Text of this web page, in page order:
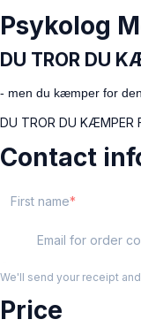
Psykolog
DU TROR DU
- men du kæmper for
DU TROR DU KÆMPER
Contact
First name
Email for order
We'll send your receipt
Price